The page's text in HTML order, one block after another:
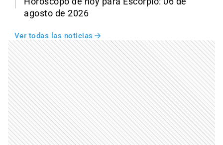
agosto de 2026
Ver todas las noticias